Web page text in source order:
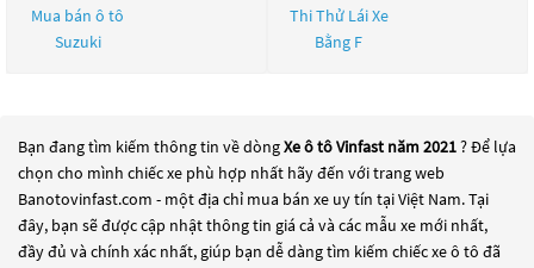
Mua bán ô tô
Suzuki
Thi Thử Lái Xe
Bằng F
Bạn đang tìm kiếm thông tin về dòngXe ô tô Vinfast năm 2021? Để lựa
chọn cho mình chiếc xe phù hợp nhất hãy đến với trang web
Banotovinfast.com - một địa chỉ mua bán xe uy tín tại Việt Nam. Tại
đây, bạn sẽ được cập nhật thông tin giá cả và các mẫu xe mới nhất,
đầy đủ và chính xác nhất, giúp bạn dễ dàng tìm kiếm chiếc xe ô tô đã